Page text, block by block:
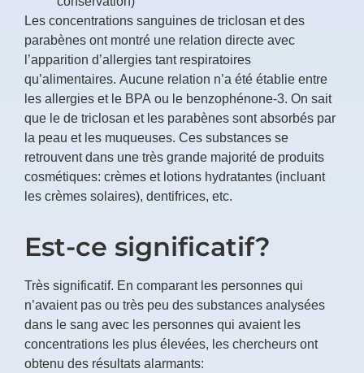
Les concentrations sanguines de triclosan et des
parabènes ont montré une relation directe avec
l’apparition d’allergies tant respiratoires
qu’alimentaires. Aucune relation n’a été établie entre
les allergies et le BPA ou le benzophénone-3. On sait
que le de triclosan et les parabènes sont absorbés par
la peau et les muqueuses. Ces substances se
retrouvent dans une très grande majorité de produits
cosmétiques: crèmes et lotions hydratantes (incluant
les crèmes solaires), dentifrices, etc.
Est-ce significatif?
Très significatif. En comparant les personnes qui
n’avaient pas ou très peu des substances analysées
dans le sang avec les personnes qui avaient les
concentrations les plus élevées, les chercheurs ont
obtenu des résultats alarmants: